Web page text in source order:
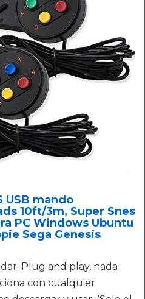
USB mando
10ft/3m, Super Snes
PC Windows Ubuntu
Sega Genesis
Plug and play, nada
con cualquier